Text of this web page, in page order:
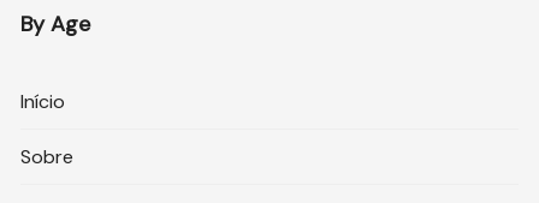
By Age
Início
Sobre